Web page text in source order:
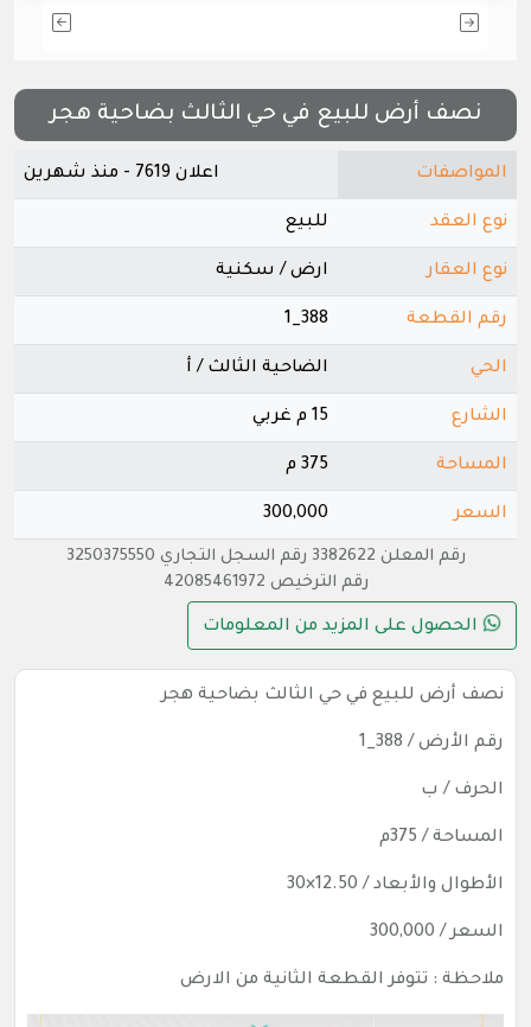
نصف أرض للبيع في حي الثالث بضاحية هجر
المواصفات اعلان 7619 - منذ شهرين
نوع العقد للبيع
نوع العقار ارض / سكنية
رقم القطعة 388_1
الحي الضاحية الثالث / أ
الشارع 15 م غربي
المساحة 375 م
السعر 300,000
رقم المعلن 3382622 رقم السجل التجاري 3250375550
رقم الترخيص 42085461972
الحصول على المزيد من المعلومات
نصف أرض للبيع في حي الثالث بضاحية هجر
رقم الأرض / 388_1
الحرف / ب
المساحة / 375م
الأطوال والأبعاد / 12.50×30
السعر / 300,000
ملاحظة : تتوفر القطعة الثانية من الارض